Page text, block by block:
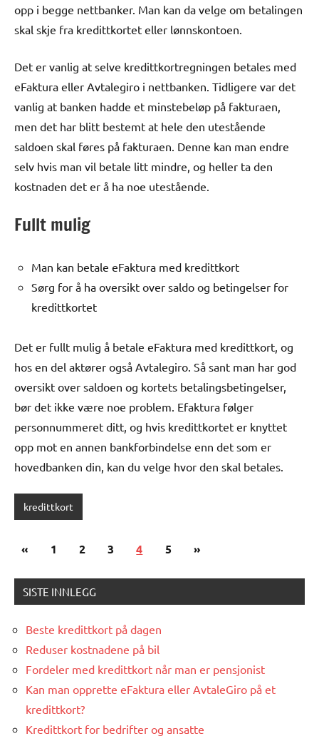
opp i begge nettbanker. Man kan da velge om betalingen
skal skje fra kredittkortet eller lønnskontoen.
Det er vanlig at selve kredittkortregningen betales med
eFaktura eller Avtalegiro i nettbanken. Tidligere var det
vanlig at banken hadde et minstebeløp på fakturaen,
men det har blitt bestemt at hele den utestående
saldoen skal føres på fakturaen. Denne kan man endre
selv hvis man vil betale litt mindre, og heller ta den
kostnaden det er å ha noe utestående.
Fullt mulig
Man kan betale eFaktura med kredittkort
Sørg for å ha oversikt over saldo og betingelser for
kredittkortet
Det er fullt mulig å betale eFaktura med kredittkort, og
hos en del aktører også Avtalegiro. Så sant man har god
oversikt over saldoen og kortets betalingsbetingelser,
bør det ikke være noe problem. Efaktura følger
personnummeret ditt, og hvis kredittkortet er knyttet
opp mot en annen bankforbindelse enn det som er
hovedbanken din, kan du velge hvor den skal betales.
kredittkort
Posts
«Previous
1 2 3 4 5
Next
»
SISTE INNLEGG
Beste kredittkort på dagen
Reduser kostnadene på bil
Fordeler med kredittkort når man er pensjonist
Kan man opprette eFaktura eller AvtaleGiro på et
kredittkort?
Kredittkort for bedrifter og ansatte